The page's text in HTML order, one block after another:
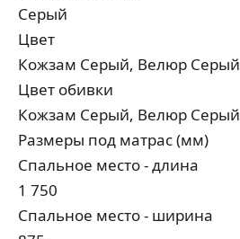
Серый
Цвет
Кожзам Серый, Велюр Серый
Цвет обивки
Кожзам Серый, Велюр Серый
Размеры под матрас (мм)
Спальное место - длина
1 750
Спальное место - ширина